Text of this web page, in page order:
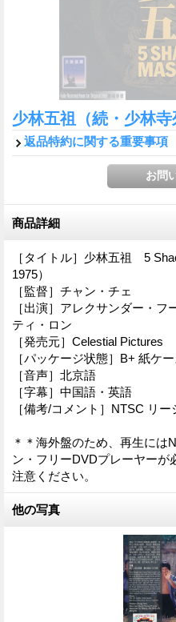
少林五祖（続・少林寺
返品特約に関する重要事項
商品詳細
［タイトル］少林五祖 5
1975）
［監督］チャン・チェ
［出演］アレクサンダー・フ
ティ・ロン
［発売元］Celestial Pictures
［パッケージ状態］B+ 紙ケ
［音声］北京語
［字幕］中国語・英語
［備考/コメント］NTSC リ
＊＊海外盤のため、再生には
ン・フリーDVDプレーヤー
注意ください。
他の写真